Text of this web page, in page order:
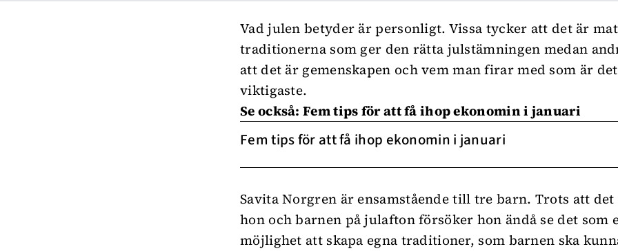
Vad julen betyder är personligt. Vissa tycker att det är
traditionerna som ger den rätta julstämningen medan
att det är gemenskapen och vem man firar med som är det
viktigaste.
Se också: Fem tips för att få ihop ekonomin i januari
Fem tips för att få ihop ekonomin i januari
Savita Norgren är ensamstående till tre barn. Trots att det
hon och barnen på julafton försöker hon ändå se det som
möjlighet att skapa egna traditioner, som barnen ska